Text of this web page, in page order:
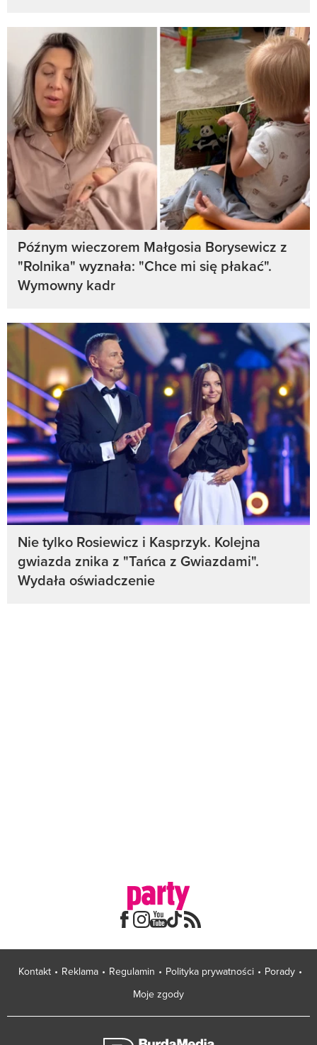
Późnym wieczorem Małgosia Borysewicz z
"Rolnika" wyznała: "Chce mi się płakać".
Wymowny kadr
Nie tylko Rosiewicz i Kasprzyk. Kolejna
gwiazda znika z "Tańca z Gwiazdami".
Wydała oświadczenie
Kontakt Reklama Regulamin Polityka prywatności
Porady
Moje zgody